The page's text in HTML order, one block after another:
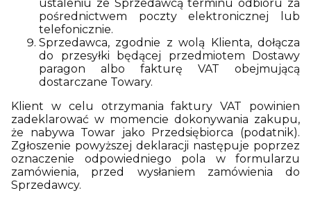
ustaleniu ze Sprzedawcą terminu odbioru za
pośrednictwem poczty elektronicznej lub
telefonicznie.
Sprzedawca, zgodnie z wolą Klienta, dołącza
do przesyłki będącej przedmiotem Dostawy
paragon albo fakturę VAT obejmującą
dostarczane Towary.
Klient w celu otrzymania faktury VAT powinien
zadeklarować w momencie dokonywania zakupu,
że nabywa Towar jako Przedsiębiorca (podatnik).
Zgłoszenie powyższej deklaracji następuje poprzez
oznaczenie odpowiedniego pola w formularzu
zamówienia, przed wysłaniem zamówienia do
Sprzedawcy.